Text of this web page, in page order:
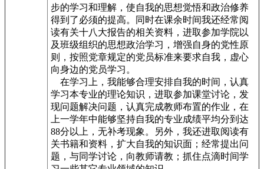
步的学习和理解，使自我的思想觉悟和政治修养
得到了必须的提高。同时在课余时间我还经常阅
读有关十八大报告的相关资料，进取参加学院以
及班级组织的思想政治学习，增强自身的党性原
则，按照党章规定的党员标准来要求自我，虚心
向身边的党员学习。
在学习上，我能够合理安排自我的时间，认真
学习本专业的理论知识，进取参加课堂讨论，发
现问题解决问题，认真完成教师布置的作业，在
上一学年中能够坚持自我的专业成绩平均分到达
88分以上，无补考现象。另外，我还进取阅读有
关书籍和资料，扩大自我的知识面；经常提出问
题，与同学讨论，向教师请教；抓住点滴时间学